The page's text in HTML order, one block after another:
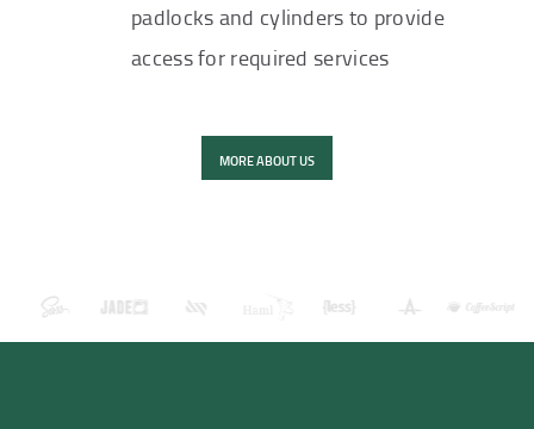
padlocks and cylinders to provide
access for required services
MORE ABOUT US